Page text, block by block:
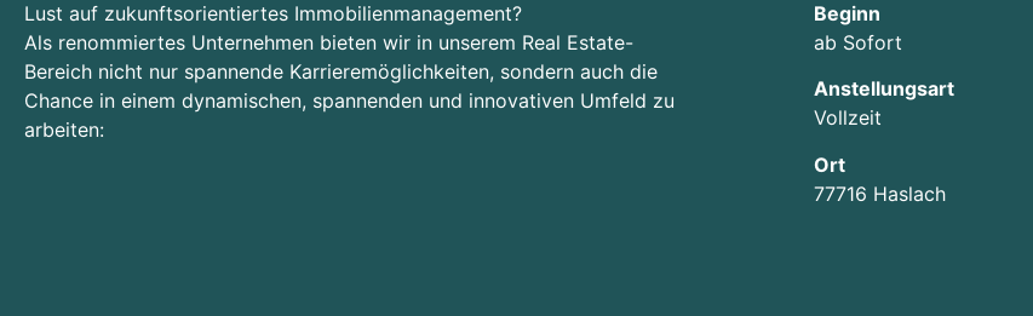
Lust auf zukunftsorientiertes Immobilienmanagement?
Als renommiertes Unternehmen bieten wir in unserem Real Estate-
Bereich nicht nur spannende Karrieremöglichkeiten, sondern auch die
Chance in einem dynamischen, spannenden und innovativen Umfeld zu
arbeiten:
Beginn
ab Sofort
Anstellungsart
Vollzeit
Ort
77716 Haslach